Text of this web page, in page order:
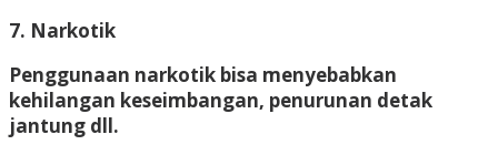
7. Narkotik
Penggunaan narkotik bisa menyebabkan
kehilangan keseimbangan, penurunan detak
jantung dll.